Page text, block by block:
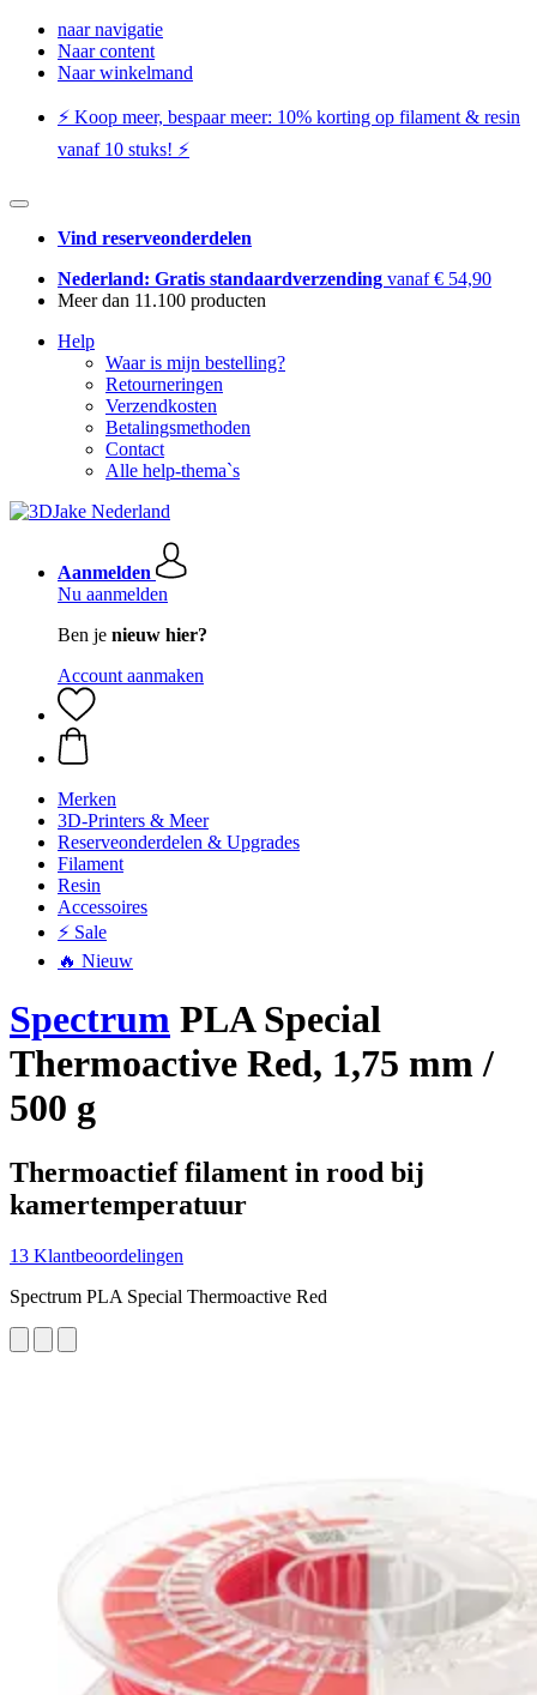
naar navigatie
Naar content
Naar winkelmand
⚡️ Koop meer, bespaar meer: ​​10% korting op filament & resin
vanaf 10 stuks! ⚡️
Vind reserveonderdelen
Nederland: Gratis standaardverzending vanaf € 54,90
Meer dan 11.100 producten
Help
Waar is mijn bestelling?
Retourneringen
Verzendkosten
Betalingsmethoden
Contact
Alle help-thema`s
Aanmelden
Nu aanmelden
Ben je nieuw hier?
Account aanmaken
Merken
3D-Printers & Meer
Reserveonderdelen & Upgrades
Filament
Resin
Accessoires
⚡ Sale
🔥 Nieuw
Spectrum PLA Special
Thermoactive Red, 1,75 mm /
500 g
Thermoactief filament in rood bij
kamertemperatuur
13 Klantbeoordelingen
Spectrum PLA Special Thermoactive Red